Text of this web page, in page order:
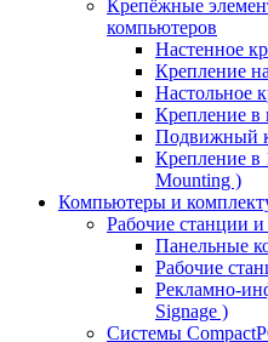
Крепёжные
компьютеров
Настенное
Крепление
Настольное
Крепление в
Подвижный
Крепление в
Mounting )
Компьютеры и
Рабочие станции
Панельные
Рабочие
Рекламно-
Signage )
Системы